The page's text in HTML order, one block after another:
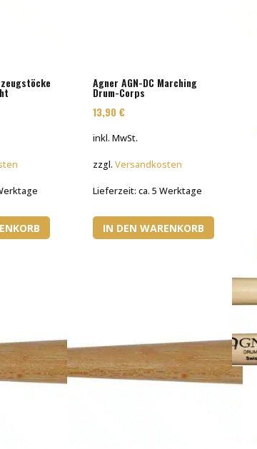
Agner AGN-DC Marching
Drum-Corps
13,90€
inkl. MwSt.
zzgl.Versandkosten
Lieferzeit:ca. 5 Werktage
IN DEN WARENKORB